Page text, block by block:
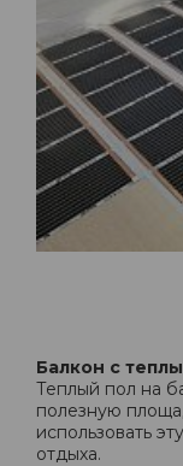
Балкон с
Теплый пол на
полезную
использовать
отдыха.